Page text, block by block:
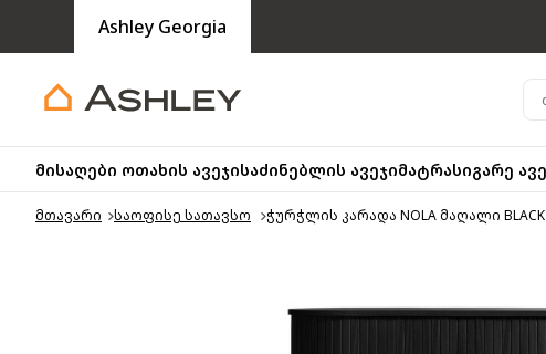
Ashley Georgia
მისაღები ოთახის ავეჯისაძინებლის ავეჯიმატრასიგარე
მთავარი საოფისე სათავსო ჭურჭლის კარადა NOLA მაღალი BLACK